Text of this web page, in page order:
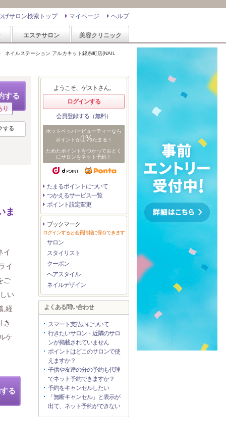
ヘルプ
マイページ
げサロン検索トップ
エステサロン 美容クリニック
ネイルステーション アルカキット錦糸町店(NAIL
する
り
する
ま
イ
イ
ご
い
,経
き
ケ
る
ようこそ、ゲストさん。
ログインする
会員登録する（無料）
ホットペッパービューティーなら
ポイントが1%たまる！
ためたポイントをつかっておとく
にサロンをネット予約！
たまるポイントについて
つかえるサービス一覧
ポイント設定変更
ブックマーク
ログインすると会員情報に保存できます
サロン
スタイリスト
クーポン
ヘアスタイル
ネイルデザイン
よくある問い合わせ
スマート支払いについて
行きたいサロン・近隣のサロ
ンが掲載されていません
ポイントはどこのサロンで使
えますか？
子供や友達の分の予約も代理
でネット予約できますか？
予約をキャンセルしたい
「無断キャンセル」と表示が
出て、ネット予約ができない